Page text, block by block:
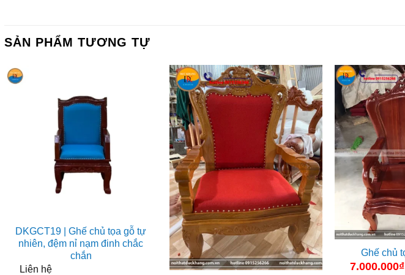
SẢN PHẨM TƯƠNG TỰ
DKGCT19 | Ghế chủ tọa gỗ tự
nhiên, đệm nỉ nạm đinh chắc
chắn
Liên hệ
Ghế chủ
7.000.000₫